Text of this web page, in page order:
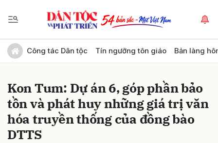
Công tác Dân tộc Tín ngưỡng tôn giáo Bản làng
Kon Tum: Dự án 6, góp phần bảo
tồn và phát huy những giá trị văn
hóa truyền thống của đồng bào
DTTS
Gửi bình luận